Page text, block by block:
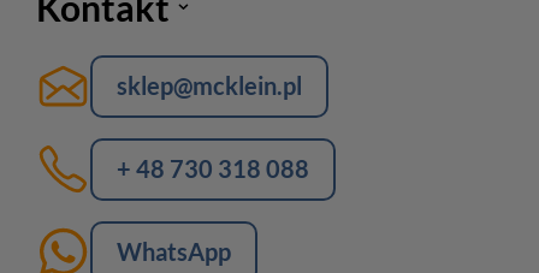
sklep@mcklein.pl
+ 48 730 318 088
WhatsApp